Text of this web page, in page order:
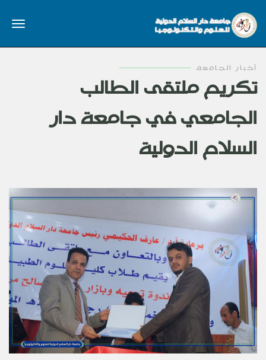
أخبار الجامعة
تكريم ملتقى الطالب
الجامعي في جامعة دار
السلام الدولية